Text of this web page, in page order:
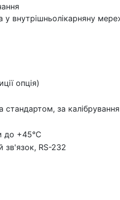
у внутрішньолікарняну
опція)
стандартом, за
до +45°С
зв'язок, RS-232